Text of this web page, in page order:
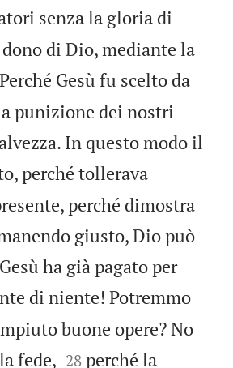
senza la gloria di
di Dio, mediante la
Perché Gesù fu scelto da
punizione dei nostri
In questo modo il
perché tollerava
perché dimostra
giusto, Dio può
ha già pagato per
di niente! Potremmo
buone opere? No
fede,
28 perché la